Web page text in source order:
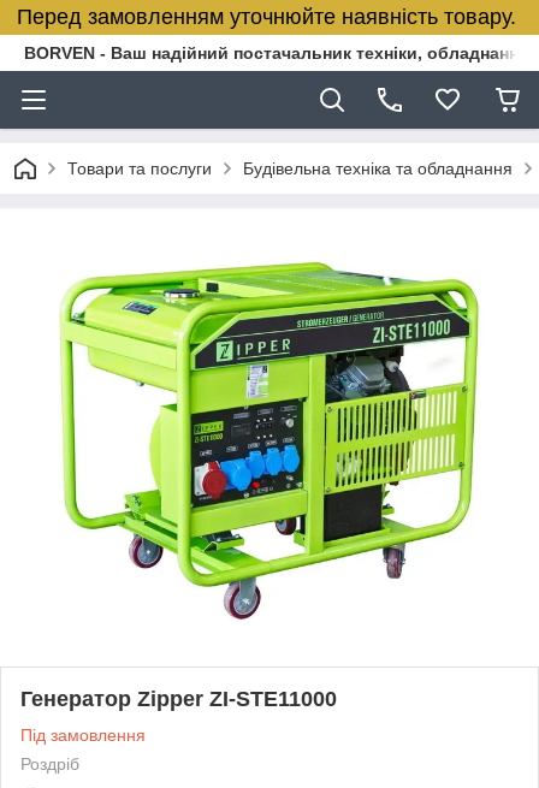
Перед замовленням уточнюйте наявність товару.
BORVEN - Ваш надійний постачальник техніки, обладнання
Товари та послуги Будівельна техніка та обладнання
Генератор Zipper ZI-STE11000
Під замовлення
Роздріб